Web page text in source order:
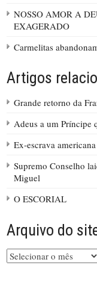
NOSSO AMOR A
EXAGERADO
Carmelitas
Artigos
Grande retorno da
Adeus a um Príncipe
Ex-escrava
Supremo Conselho
Miguel
O ESCORIAL
Arquivo do
Arquivo
do